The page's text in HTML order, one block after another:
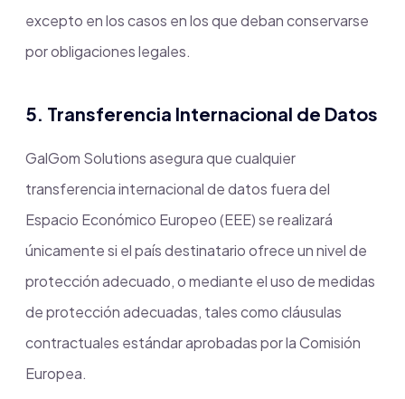
excepto en los casos en los que deban conservarse
por obligaciones legales.
5. Transferencia Internacional de Datos
GalGom Solutions asegura que cualquier
transferencia internacional de datos fuera del
Espacio Económico Europeo (EEE) se realizará
únicamente si el país destinatario ofrece un nivel de
protección adecuado, o mediante el uso de medidas
de protección adecuadas, tales como cláusulas
contractuales estándar aprobadas por la Comisión
Europea.